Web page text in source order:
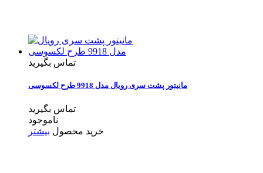
تماس بگیرید
مانیتور پشت سری رویال مدل 9918 طرح لکسوسی
تماس بگیرید
ناموجود
خرید محصول بیشتر